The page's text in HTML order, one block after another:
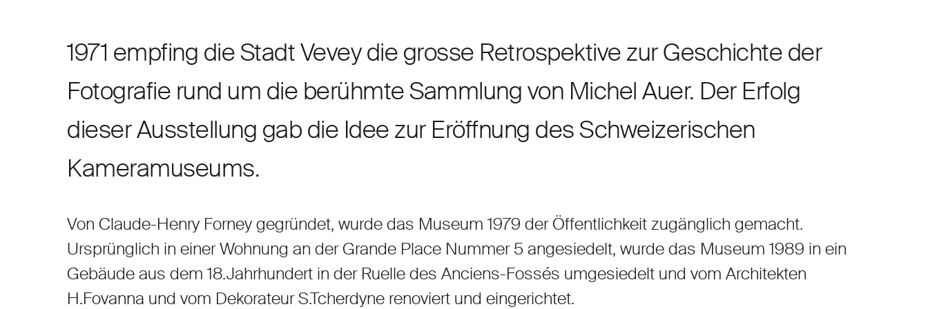
1971 empfing die Stadt Vevey die grosse Retrospektive zur Geschichte der
Fotografie rund um die berühmte Sammlung von Michel Auer. Der Erfolg
dieser Ausstellung gab die Idee zur Eröffnung des Schweizerischen
Kameramuseums.
Von Claude-Henry Forney gegründet, wurde das Museum 1979 der Öffentlichkeit zugänglich gemacht.
Ursprünglich in einer Wohnung an der Grande Place Nummer 5 angesiedelt, wurde das Museum 1989 in ein
Gebäude aus dem 18.Jahrhundert in der Ruelle des Anciens-Fossés umgesiedelt und vom Architekten
H.Fovanna und vom Dekorateur S.Tcherdyne renoviert und eingerichtet.